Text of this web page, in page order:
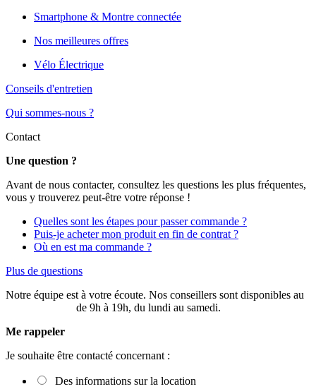
Smartphone & Montre connectée
Nos meilleures offres
Vélo Électrique
Conseils d'entretien
Qui sommes-nous ?
Contact
Une question ?
Avant de nous contacter, consultez les questions les plus fréquentes,
vous y trouverez peut-être votre réponse !
Quelles sont les étapes pour passer commande ?
Puis-je acheter mon produit en fin de contrat ?
Où en est ma commande ?
Plus de questions
Notre équipe est à votre écoute. Nos conseillers sont disponibles au
de 9h à 19h, du lundi au samedi.
Me rappeler
Je souhaite être contacté concernant :
Des informations sur la location